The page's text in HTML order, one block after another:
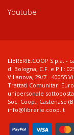
Youtube
LIBRERIE.COOP S.p.a.
di Bologna, C.F. e P.I.:
Villanova, 29/7 - 40055
Trattati Comunitari
unipersonale
Soc. Coop., Castenaso
info@librerie.coop.it